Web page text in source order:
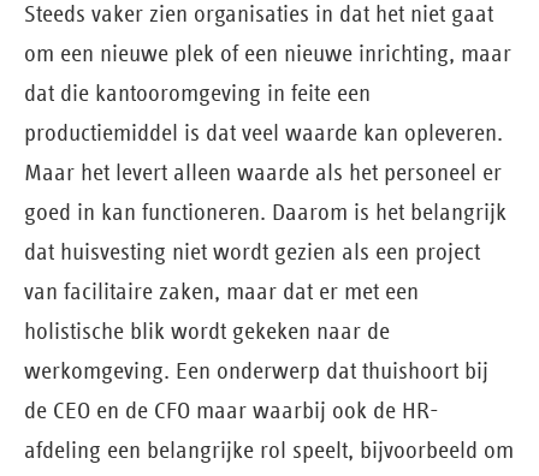
Steeds vaker zien organisaties in dat het niet gaat
om een nieuwe plek of een nieuwe inrichting, maar
dat die kantooromgeving in feite een
productiemiddel is dat veel waarde kan opleveren.
Maar het levert alleen waarde als het personeel er
goed in kan functioneren. Daarom is het belangrijk
dat huisvesting niet wordt gezien als een project
van facilitaire zaken, maar dat er met een
holistische blik wordt gekeken naar de
werkomgeving. Een onderwerp dat thuishoort bij
de CEO en de CFO maar waarbij ook de HR-
afdeling een belangrijke rol speelt, bijvoorbeeld om